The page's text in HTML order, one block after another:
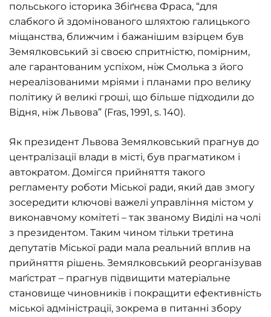
польського історика Збіґнєва Фраса, “для
слабкого й здомінованого шляхтою галицького
міщанства, ближчим і бажанішим взірцем був
Земялковський зі своєю спритністю, помірним,
але гарантованим успіхом, ніж Смолька з його
нереалізованими мріями і планами про велику
політику й великі гроші, що більше підходили до
Відня, ніж Львова” (Fras, 1991, s. 140).
Як президент Львова Земялковський прагнув до
централізації влади в місті, був прагматиком і
автократом. Домігся прийняття такого
регламенту роботи Міської ради, який дав змогу
зосередити ключові важелі управління містом у
виконавчому комітеті – так званому Виділі на чолі
з президентом. Таким чином тільки третина
депутатів Міської ради мала реальний вплив на
прийняття рішень. Земялковський реорганізував
маґістрат – прагнув підвищити матеріальне
становище чиновників і покращити ефективність
міської адміністрації, зокрема в питанні збору